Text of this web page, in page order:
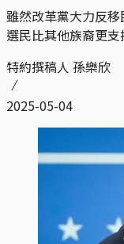
雖然改革黨大力反
選民比其他族裔更支
特約撰稿人 孫樂欣
2025-05-04